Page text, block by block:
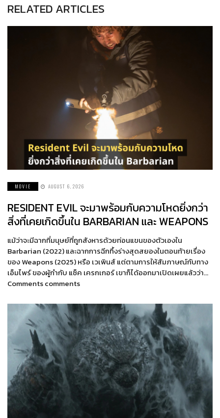
RELATED ARTICLES
MOVIE AUGUST 6, 2026
RESIDENT EVIL จะมาพร้อมกับความโหดยิ่งกว่า
สิ่งที่เคยเกิดขึ้นใน BARBARIAN และ WEAPONS
แม้ว่าจะมีฉากที่มนุษย์ที่ถูกสังหารด้วยท่อนแขนของตัวเองใน
Barbarian (2022) และฉากการฉีกทึ้งร่างสุดสยองในตอนท้ายเรื่อง
ของ Weapons (2025) หรือ เวเพินส์ แต่ตามการให้สัมภาษณ์กับทาง
เอ็มไพร์ ของผู้กำกับ แซ็ค เครกเกอร์ เขาก็ได้ออกมาเปิดเผยแล้วว่า…
Comments comments